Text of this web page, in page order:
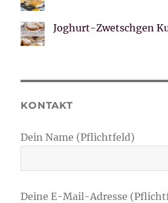
Joghurt-Zwetschgen
KONTAKT
Dein Name (Pflichtfeld)
Deine E-Mail-Adresse